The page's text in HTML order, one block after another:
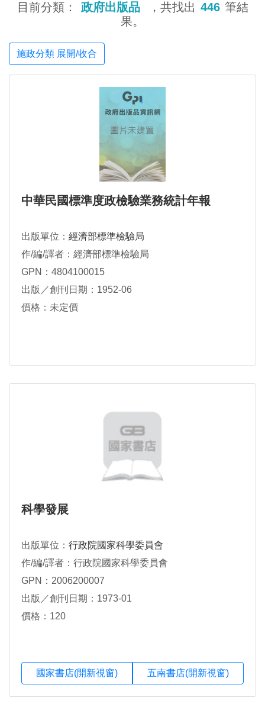
目前分類： 政府出版品 ，共找出 446 筆結
果。
施政分類 展開/收合
中華民國標準度政檢驗業務統計年報
出版單位： 經濟部標準檢驗局
作/編/譯者：經濟部標準檢驗局
GPN：4804100015
出版／創刊日期：1952-06
價格：未定價
科學發展
出版單位： 行政院國家科學委員會
作/編/譯者：行政院國家科學委員會
GPN：2006200007
出版／創刊日期：1973-01
價格：120
國家書店(開新視窗) 五南書店(開新視窗)